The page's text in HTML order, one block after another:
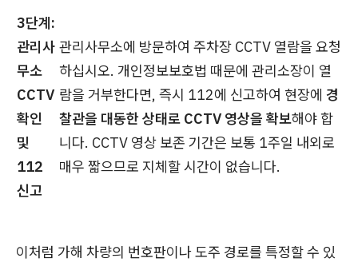
3단계:
관리사
무소
CCTV
확인
및
112
신고
관리사무소에 방문하여 주차장 CCTV 열람을 요청
하십시오. 개인정보보호법 때문에 관리소장이 열
람을 거부한다면, 즉시 112에 신고하여 현장에 경
찰관을 대동한 상태로 CCTV 영상을 확보해야 합
니다. CCTV 영상 보존 기간은 보통 1주일 내외로
매우 짧으므로 지체할 시간이 없습니다.
이처럼 가해 차량의 번호판이나 도주 경로를 특정할 수 있